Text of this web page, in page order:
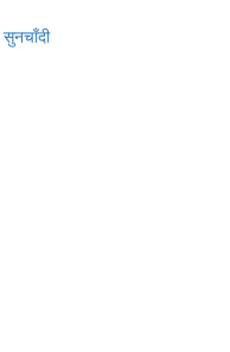
सुनचाँदी